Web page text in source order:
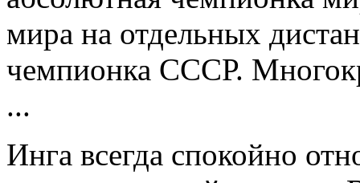
мира на отдельных
чемпионка СССР.
...
Инга всегда спокойно